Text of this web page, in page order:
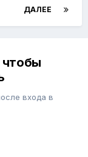
ДАЛЕЕ
чтобы
входа в